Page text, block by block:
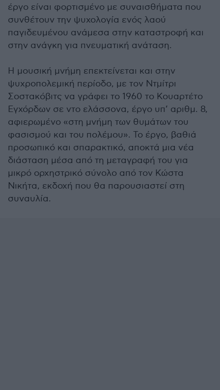
έργο είναι φορτισμένο με συναισθήματα που
συνθέτουν την ψυχολογία ενός λαού
παγιδευμένου ανάμεσα στην καταστροφή και
στην ανάγκη για πνευματική ανάταση.
Η μουσική μνήμη επεκτείνεται και στην
ψυχροπολεμική περίοδο, με τον Ντμίτρι
Σοστακόβιτς να γράφει το 1960 το Κουαρτέτο
Εγχόρδων σε ντο ελάσσονα, έργο υπ’ αριθμ. 8,
αφιερωμένο «στη μνήμη των θυμάτων του
φασισμού και του πολέμου». Το έργο, βαθιά
προσωπικό και σπαρακτικό, αποκτά μια νέα
διάσταση μέσα από τη μεταγραφή του για
μικρό ορχηστρικό σύνολο από τον Κώστα
Νικήτα, εκδοχή που θα παρουσιαστεί στη
συναυλία.